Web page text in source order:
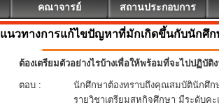
คณาจารย์ สถานประกอบการ
แนวทางการแก้ไขปัญหาที่มักเกิดขึ้นกับนักศึ
ต้องเตรียมตัวอย่างไรบ้างเพื่อให้พร้อมที่จะไปปฏิบัติ
ตอบ :
นักศึกษาต้องทราบถึงคุณสมบัตินักศึ
รายวิชาเตรียมสหกิจศึกษา มีระดับค